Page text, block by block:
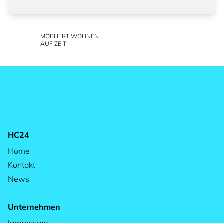
MÖBLIERT WOHNEN
AUF ZEIT
HC24
Home
Kontakt
News
Unternehmen